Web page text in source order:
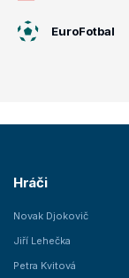
EuroFotbal
Hráči
Novak Djokovič
Jiří Lehečka
Petra Kvitová